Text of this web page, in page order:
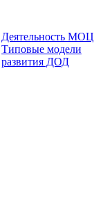
Деятельность МОЦ
Типовые модели
развития ДОД